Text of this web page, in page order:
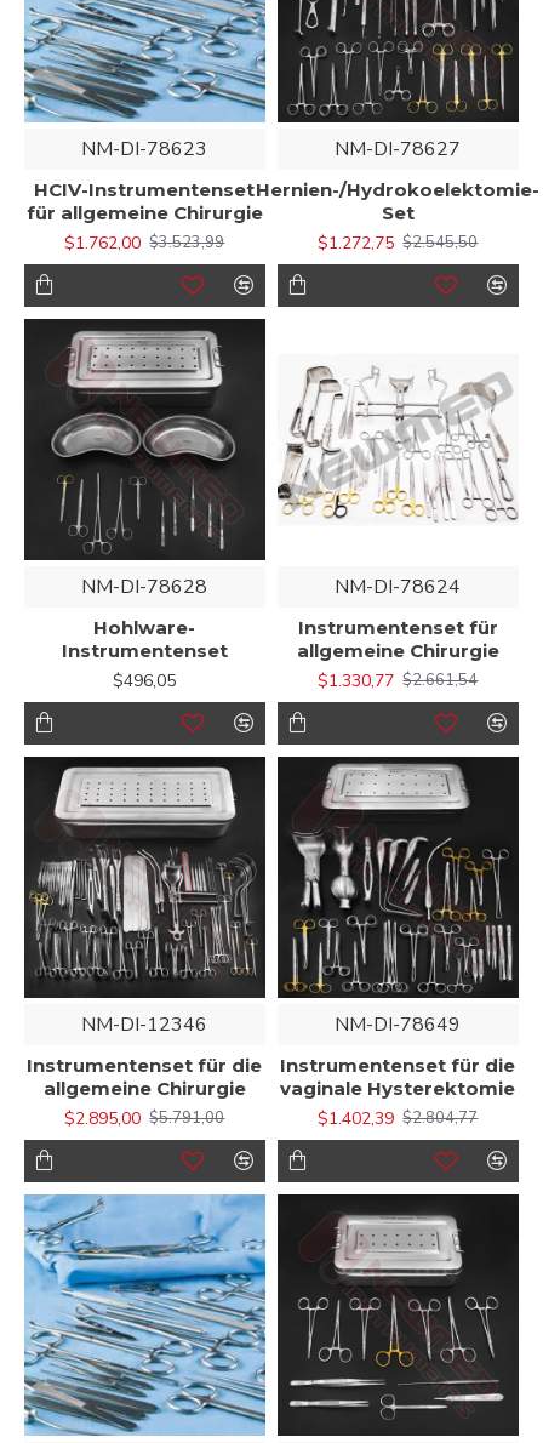
NM-DI-78623
HCIV-Instrumentenset
für allgemeine Chirurgie
$1.762,00 $3.523,99
NM-DI-78627
Hernien-/Hydrokoelektomie-
Set
$1.272,75 $2.545,50
NM-DI-78628
Hohlware-
Instrumentenset
$496,05
NM-DI-78624
Instrumentenset für
allgemeine Chirurgie
$1.330,77 $2.661,54
NM-DI-12346
Instrumentenset für die
allgemeine Chirurgie
$2.895,00 $5.791,00
NM-DI-78649
Instrumentenset für die
vaginale Hysterektomie
$1.402,39 $2.804,77